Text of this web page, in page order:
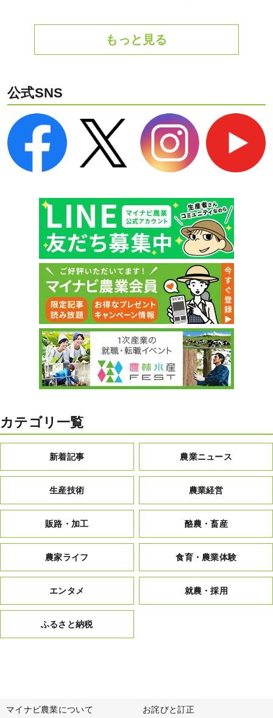
もっと見る
公式SNS
カテゴリ一覧
新着記事 農業ニュース
生産技術 農業経営
販路・加工 酪農・畜産
農家ライフ 食育・農業体験
エンタメ 就農・採用
ふるさと納税
マイナビ農業について お詫びと訂正